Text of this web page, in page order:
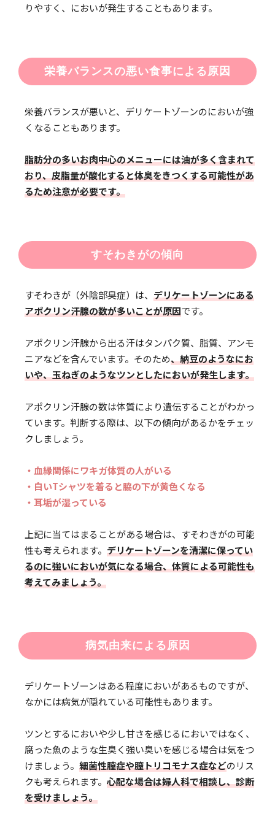
りやすく、においが発生することもあります。
栄養バランスの悪い食事による原因
栄養バランスが悪いと、デリケートゾーンのにおいが強
くなることもあります。
脂肪分の多いお肉中心のメニューには油が多く含まれて
おり、皮脂量が酸化すると体臭をきつくする可能性があ
るため注意が必要です。
すそわきがの傾向
すそわきが（外陰部臭症）は、 デリケートゾーンにある
アポクリン汗腺の数が多いことが原因です。
アポクリン汗腺から出る汗はタンパク質、脂質、アンモ
ニアなどを含んでいます。そのため、納豆のようなにお
いや、玉ねぎのようなツンとしたにおいが発生します。
アポクリン汗腺の数は体質により遺伝することがわかっ
ています。判断する際は、以下の傾向があるかをチェッ
クしましょう。
・血縁関係にワキガ体質の人がいる
・白いTシャツを着ると脇の下が黄色くなる
・耳垢が湿っている
上記に当てはまることがある場合は、すそわきがの可能
性も考えられます。 デリケートゾーンを清潔に保ってい
るのに強いにおいが気になる場合、体質による可能性も
考えてみましょう。
病気由来による原因
デリケートゾーンはある程度においがあるものですが、
なかには病気が隠れている可能性もあります。
ツンとするにおいや少し甘さを感じるにおいではなく、
腐った魚のような生臭く強い臭いを感じる場合は気をつ
けましょう。 細菌性膣症や膣トリコモナス症などのリス
クも考えられます。 心配な場合は婦人科で相談し、診断
を受けましょう。